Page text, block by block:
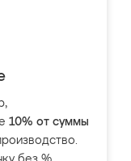
10% от суммы